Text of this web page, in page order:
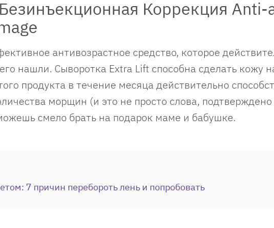
Коррекция Anti-
антивозрастное средство, которое
нашли. Сыворотка Extra Lift способна сделать кожу
продукта в течение месяца действительно
морщин (и это не просто слова, подтверждено
смело брать на подарок маме и бабушке.
7 причин перебороть лень и попробовать